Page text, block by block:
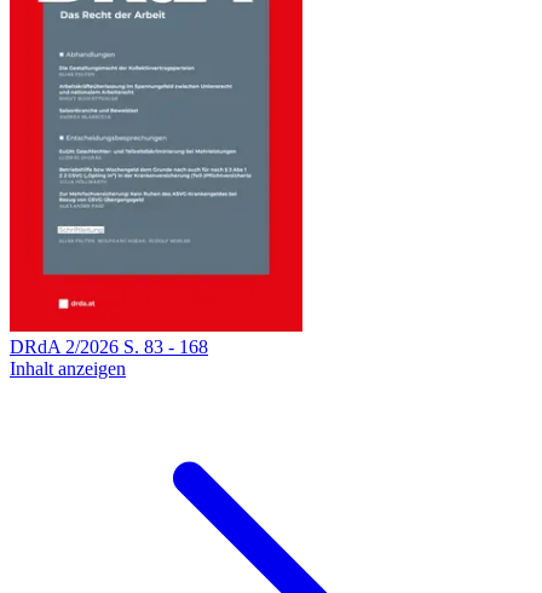
DRdA 2/2026 S. 83 - 168
Inhalt anzeigen